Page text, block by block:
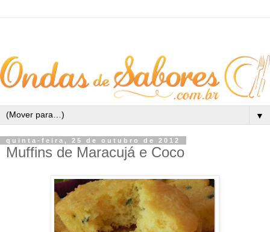
▼
quinta-feira, 25 de outubro de 2012
Muffins de Maracujá e Coco